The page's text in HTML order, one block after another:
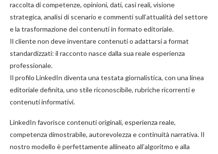
raccolta di competenze, opinioni, dati, casi reali, visione
strategica, analisi di scenario e commenti sull’attualità del settore
e la trasformazione dei contenuti in formato editoriale.
Il cliente non deve inventare contenuti o adattarsi a format
standardizzati: il racconto nasce dalla sua reale esperienza
professionale.
Il profilo LinkedIn diventa una testata giornalistica, con una linea
editoriale definita, uno stile riconoscibile, rubriche ricorrenti e
contenuti informativi.
LinkedIn favorisce contenuti originali, esperienza reale,
competenza dimostrabile, autorevolezza e continuità narrativa. Il
nostro modello è perfettamente allineato all’algoritmo e alla